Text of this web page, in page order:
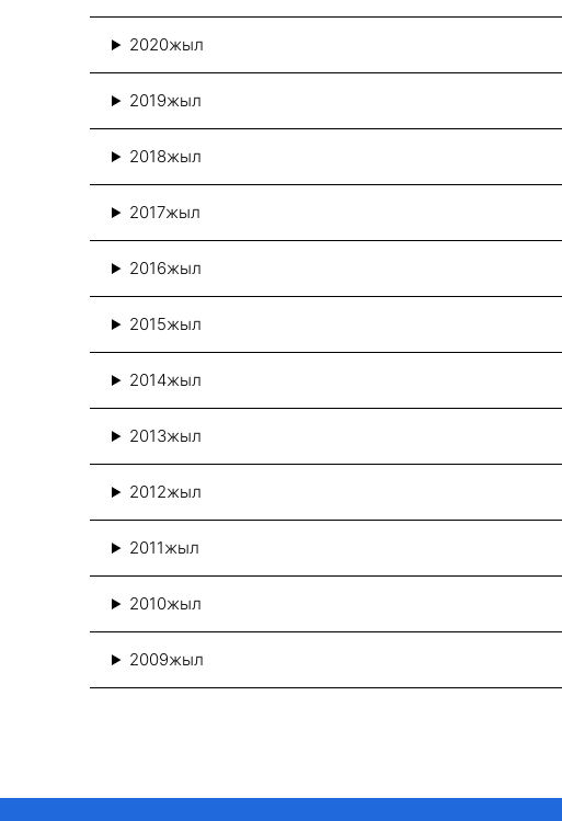
2020жыл
2019жыл
2018жыл
2017жыл
2016жыл
2015жыл
2014жыл
2013жыл
2012жыл
2011жыл
2010жыл
2009жыл